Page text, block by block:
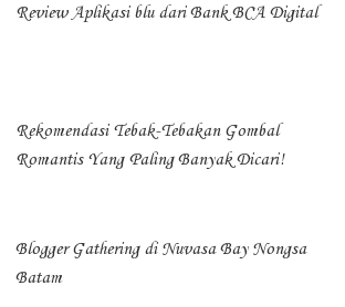
Review Aplikasi blu dari Bank BCA Digital
Rekomendasi Tebak-Tebakan Gombal
Romantis Yang Paling Banyak Dicari!
Blogger Gathering di Nuvasa Bay Nongsa
Batam